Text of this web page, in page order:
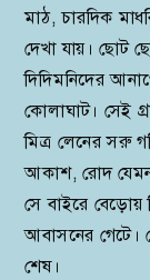
মাঠ, চারদিক
দেখা যায়। ছোট
দিদিমনিদের
কোলাঘাট। সেই
মিত্র লেনের সরু
আকাশ, রোদ
সে বাইরে বেড়োয়
আবাসনের গেটে।
শেষ।